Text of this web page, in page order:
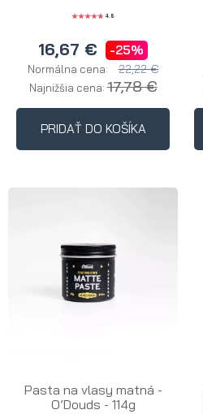
4.8
16,67 € -25%
Normálna cena: 22,22 €
Najnižšia cena:17,78 €
PRIDAŤ DO KOŠÍKA
Pasta na vlasy matná -
O’Douds - 114g